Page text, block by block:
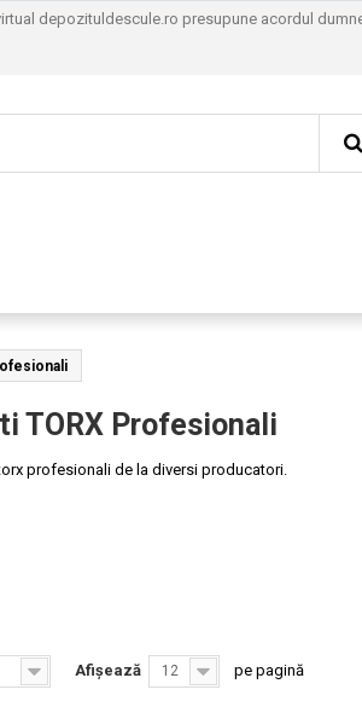
TORX Profesionali
profesionali de la diversi producatori.
Afișează 12 pe pagină
depozituldescule.ro presupune acordul